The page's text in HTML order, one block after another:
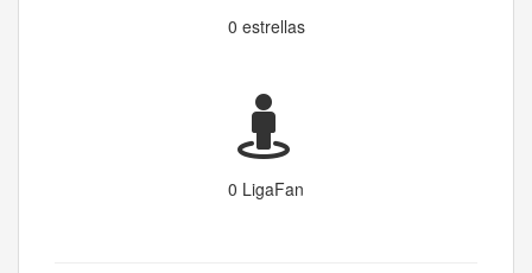
0 estrellas
0 LigaFan